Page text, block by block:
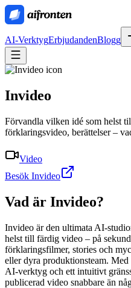
AI-VerktygErbjudandenBlogg
Invideo
Förvandla vilken idé som helst
förklaringsvideo, berättelser –
Video
Besök Invideo
Vad är Invideo?
Invideo är den ultimata AI-
helst till färdig video – på
förklaringsfilmer, stories och
eller dyra produktionsteam. Med
AI-verktyg och ett intuitivt
publicerad video snabbare än